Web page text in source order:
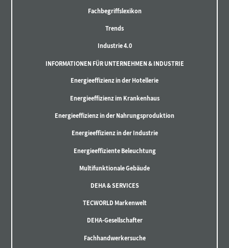
Fachbegriffslexikon
Trends
Industrie 4.0
INFORMATIONEN FÜR UNTERNEHMEN & INDUSTRIE
Energieeffizienz in der Hotellerie
Energieeffizienz im Krankenhaus
Energieeffizienz in der Nahrungsproduktion
Energieeffizienz in der Industrie
Energieeffiziente Beleuchtung
Multifunktionale Gebäude
DEHA & SERVICES
TECWORLD Markenwelt
DEHA-Gesellschafter
Fachhandwerkersuche